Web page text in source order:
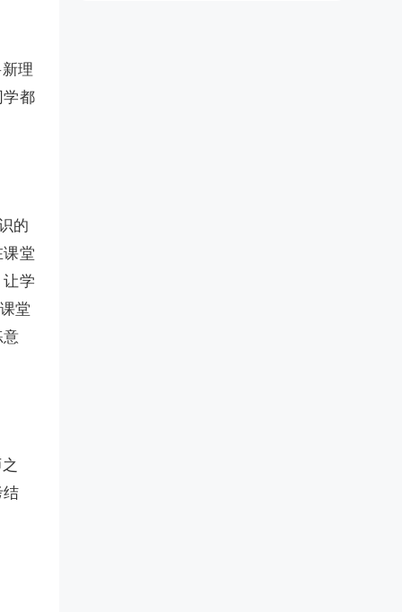
理
学都
的
堂
让学
堂
意
结